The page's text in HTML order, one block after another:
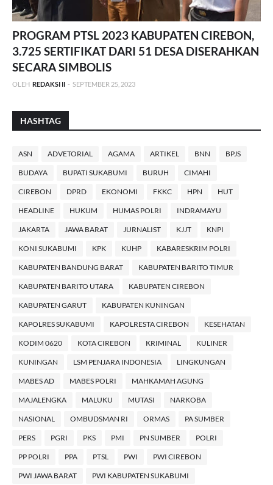
PROGRAM PTSL 2023 KABUPATEN CIREBON,
3.725 SERTIFIKAT DARI 51 DESA DISERAHKAN
SECARA SIMBOLIS
OLEH REDAKSI II - SEPTEMBER 25, 2023
HASHTAG
ASN ADVETORIAL AGAMA ARTIKEL BNN BPJS
BUDAYA BUPATI SUKABUMI BURUH CIMAHI
CIREBON DPRD EKONOMI FKKC HPN HUT
HEADLINE HUKUM HUMAS POLRI INDRAMAYU
JAKARTA JAWA BARAT JURNALIST KJJT KNPI
KONI SUKABUMI KPK KUHP KABARESKRIM POLRI
KABUPATEN BANDUNG BARAT KABUPATEN BARITO TIMUR
KABUPATEN BARITO UTARA KABUPATEN CIREBON
KABUPATEN GARUT KABUPATEN KUNINGAN
KAPOLRES SUKABUMI KAPOLRESTA CIREBON KESEHATAN
KODIM 0620 KOTA CIREBON KRIMINAL KULINER
KUNINGAN LSM PENJARA INDONESIA LINGKUNGAN
MABES AD MABES POLRI MAHKAMAH AGUNG
MAJALENGKA MALUKU MUTASI NARKOBA
NASIONAL OMBUDSMAN RI ORMAS PA SUMBER
PERS PGRI PKS PMI PN SUMBER POLRI
PP POLRI PPA PTSL PWI PWI CIREBON
PWI JAWA BARAT PWI KABUPATEN SUKABUMI